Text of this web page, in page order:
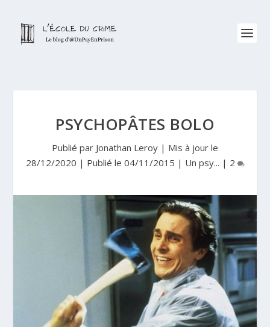
PSYCHOPÂTES BOLO
Publié par Jonathan Leroy | Mis à jour le
28/12/2020 | Publié le 04/11/2015 | Un psy... | 2